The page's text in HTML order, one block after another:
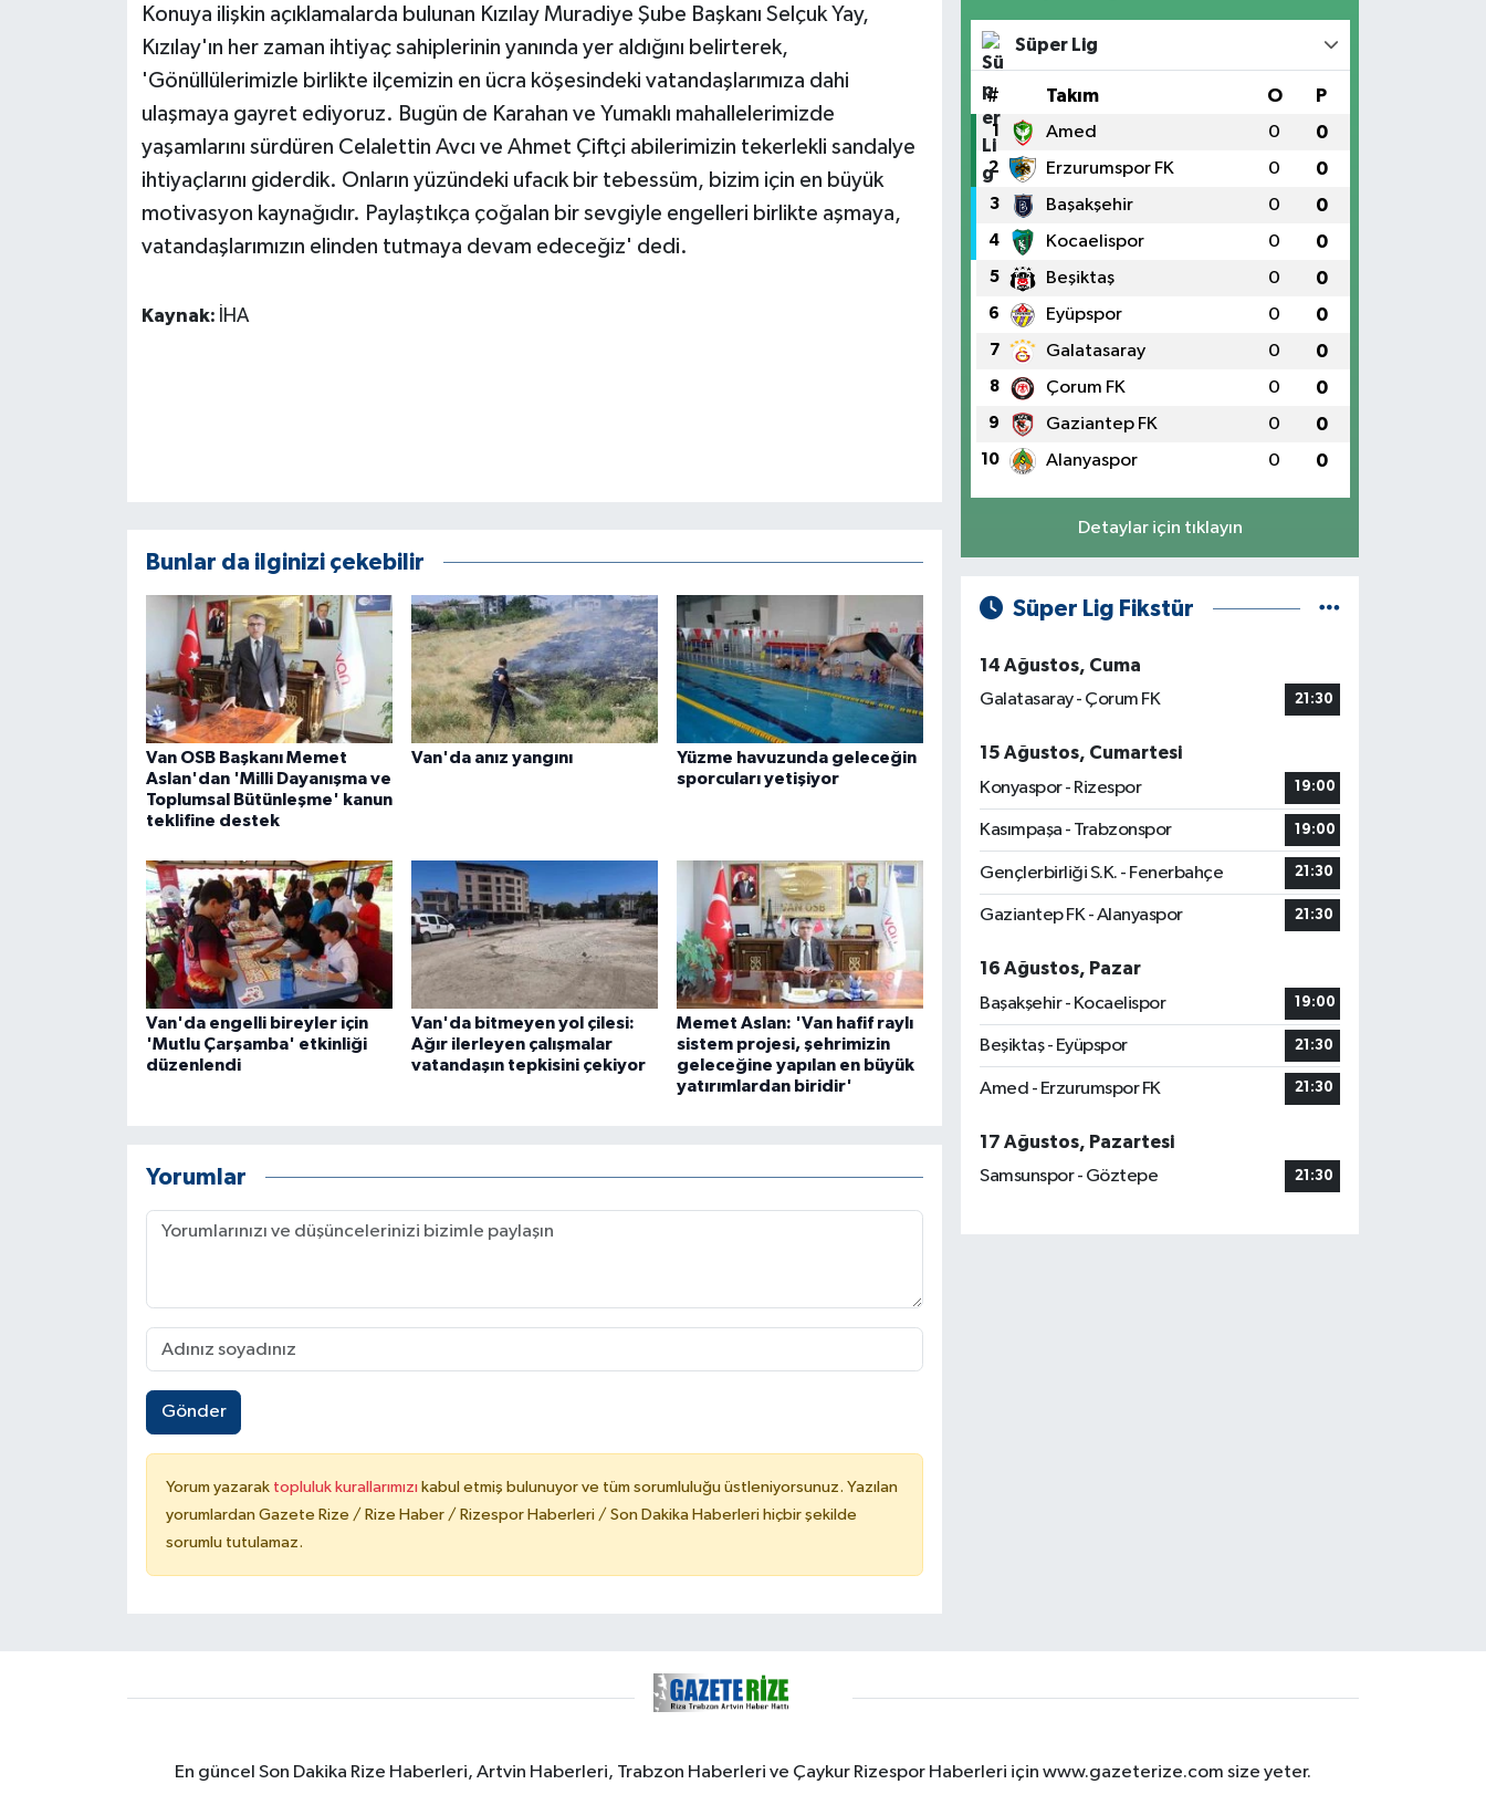
Konuya ilişkin açıklamalarda bulunan Kızılay Muradiye Şube Başkanı Selçuk Yay,
Kızılay'ın her zaman ihtiyaç sahiplerinin yanında yer aldığını belirterek,
'Gönüllülerimizle birlikte ilçemizin en ücra köşesindeki vatandaşlarımıza dahi
ulaşmaya gayret ediyoruz. Bugün de Karahan ve Yumaklı mahallelerimizde
yaşamlarını sürdüren Celalettin Avcı ve Ahmet Çiftçi abilerimizin tekerlekli sandalye
ihtiyaçlarını giderdik. Onların yüzündeki ufacık bir tebessüm, bizim için en büyük
motivasyon kaynağıdır. Paylaştıkça çoğalan bir sevgiyle engelleri birlikte aşmaya,
vatandaşlarımızın elinden tutmaya devam edeceğiz' dedi.
Kaynak: İHA
Bunlar da ilginizi çekebilir
Van OSB Başkanı Memet
Aslan'dan 'Milli Dayanışma ve
Toplumsal Bütünleşme' kanun
teklifine destek
Van'da anız yangını
Yüzme havuzunda geleceğin
sporcuları yetişiyor
Van'da engelli bireyler için
'Mutlu Çarşamba' etkinliği
düzenlendi
Van'da bitmeyen yol çilesi:
Ağır ilerleyen çalışmalar
vatandaşın tepkisini çekiyor
Memet Aslan: 'Van hafif raylı
sistem projesi, şehrimizin
geleceğine yapılan en büyük
yatırımlardan biridir'
Yorumlar
Gönder
Yorum yazarak topluluk kurallarımızı kabul etmiş bulunuyor ve tüm sorumluluğu üstleniyorsunuz. Yazılan
yorumlardan Gazete Rize / Rize Haber / Rizespor Haberleri / Son Dakika Haberleri hiçbir şekilde
sorumlu tutulamaz.
Süper Lig
# Takım O P
1 Amed 0 0
2 Erzurumspor FK 0 0
3 Başakşehir 0 0
4 Kocaelispor 0 0
5 Beşiktaş 0 0
6 Eyüpspor 0 0
7 Galatasaray 0 0
8 Çorum FK 0 0
9 Gaziantep FK 0 0
10 Alanyaspor 0 0
Detaylar için tıklayın
Süper Lig Fikstür
14 Ağustos, Cuma
Galatasaray - Çorum FK
21:30
15 Ağustos, Cumartesi
Konyaspor - Rizespor
19:00
Kasımpaşa - Trabzonspor 19:00
Gençlerbirliği S.K. - Fenerbahçe 21:30
Gaziantep FK - Alanyaspor 21:30
16 Ağustos, Pazar
Başakşehir - Kocaelispor
19:00
Beşiktaş - Eyüpspor 21:30
Amed - Erzurumspor FK 21:30
17 Ağustos, Pazartesi
Samsunspor - Göztepe
21:30
En güncel Son Dakika Rize Haberleri, Artvin Haberleri, Trabzon Haberleri ve Çaykur Rizespor Haberleri için www.gazeterize.com size yeter.
SPOR HABERLERİ
TEKNOLOJİ